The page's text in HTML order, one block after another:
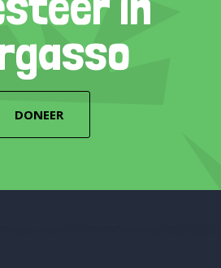
DONEER